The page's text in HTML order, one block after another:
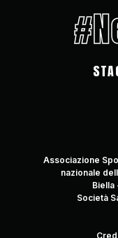
Associazione
nazionale
Biella
Società